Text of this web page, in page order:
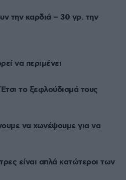
την καρδιά – 30 γρ. την
να περιμένει
το ξεφλούδισμά τους
να χωνέψουμε για να
είναι απλά κατώτεροι των